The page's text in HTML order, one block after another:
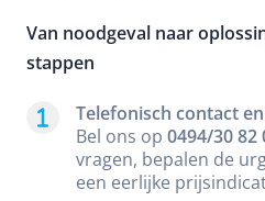
Van noodgeval naar
stappen
Telefonisch contact
Bel ons op 0494/30 82
vragen, bepalen de
een eerlijke